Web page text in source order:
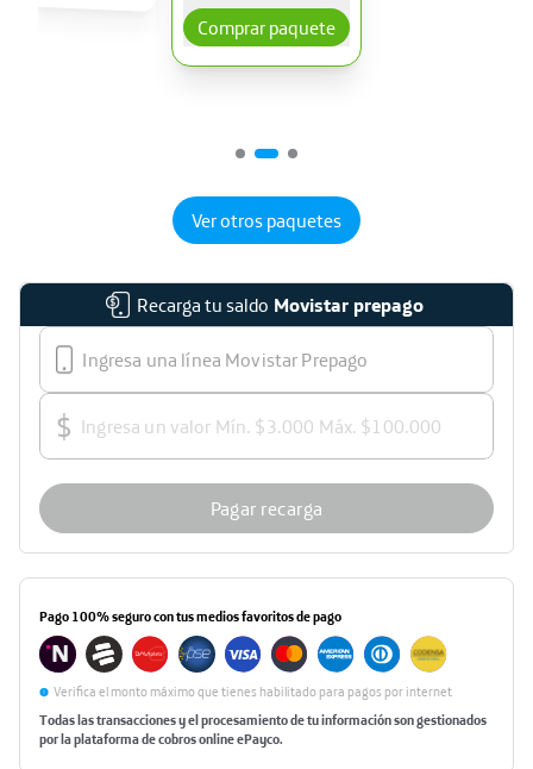
Comprar paquete
Ver otros paquetes
Recarga tu saldo Movistar prepago
$
Pagar recarga
Pago 100% segurocon tus medios favoritos de pago
Verifica el monto máximo que tienes habilitado para pagos por internet
Todas las transacciones y el procesamiento de tu información son gestionados
por la plataforma de cobros online ePayco.